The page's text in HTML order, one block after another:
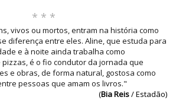
* * *
vivos ou mortos, entram na história como
diferença entre eles. Aline, que estuda para
e à noite ainda trabalha como
é o fio condutor da jornada que
e obras, de forma natural, gostosa como
pessoas que amam os livros."
(Bia Reis/ Estadão)